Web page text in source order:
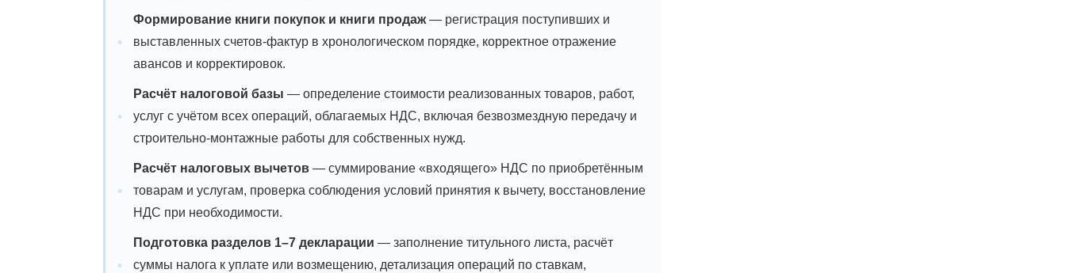
Формирование книги покупок и книги продаж— регистрация поступивших и
выставленных счетов-фактур в хронологическом порядке, корректное отражение
авансов и корректировок.
Расчёт налоговой базы — определение стоимости реализованных товаров, работ,
услуг с учётом всех операций, облагаемых НДС, включая безвозмездную передачу и
строительно-монтажные работы для собственных нужд.
Расчёт налоговых вычетов — суммирование «входящего» НДС по приобретённым
товарам и услугам, проверка соблюдения условий принятия к вычету, восстановление
НДС при необходимости.
Подготовка разделов 1–7 декларации — заполнение титульного листа, расчёт
суммы налога к уплате или возмещению, детализация операций по ставкам,